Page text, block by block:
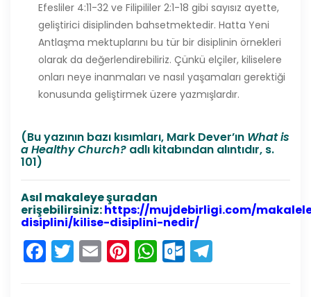
Efesliler 4:11-32 ve Filipililer 2:1-18 gibi sayısız ayette,
geliştirici disiplinden bahsetmektedir. Hatta Yeni
Antlaşma mektuplarını bu tür bir disiplinin örnekleri
olarak da değerlendirebiliriz. Çünkü elçiler, kiliselere
onları neye inanmaları ve nasıl yaşamaları gerektiği
konusunda geliştirmek üzere yazmışlardır.
(Bu yazının bazı kısımları, Mark Dever’ın What is
a Healthy Church? adlı kitabından alıntıdır, s.
101)
Asıl makaleye şuradan
erişebilirsiniz:https://mujdebirligi.com/
disiplini/kilise-disiplini-nedir/
Facebook
Twitter
EmailPinterest
WhatsApp